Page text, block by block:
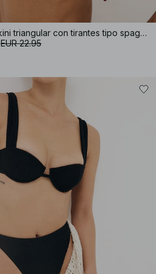
Top de bikini triangular con tirantes tipo spaghetti
EUR 22.95